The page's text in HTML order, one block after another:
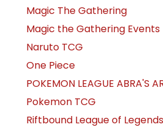
Magic The Gathering
Magic the Gathering Events
Naruto TCG
One Piece
POKEMON LEAGUE ABRA'S
Pokemon TCG
Riftbound League of Legends